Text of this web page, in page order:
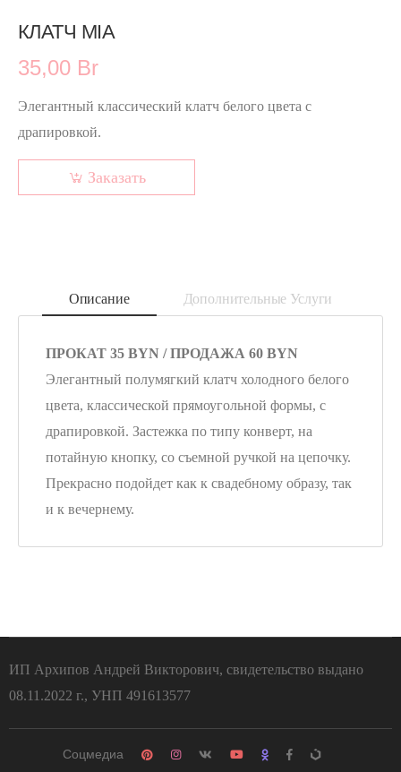
КЛАТЧ MIA
35,00 Br
Элегантный классический клатч белого цвета с
драпировкой.
Заказать
Описание Дополнительные Услуги
ПРОКАТ 35 BYN / ПРОДАЖА 60 BYN
Элегантный полумягкий клатч холодного белого
цвета, классической прямоугольной формы, с
драпировкой. Застежка по типу конверт, на
потайную кнопку, со съемной ручкой на цепочку.
Прекрасно подойдет как к свадебному образу, так
и к вечернему.
ИП Архипов Андрей Викторович, свидетельство выдано
08.11.2022 г., УНП 491613577
Соцмедиа